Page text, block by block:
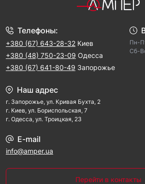
Телефоны:
+380 (67) 643-28-32 Киев
+380 (48) 750-23-09 Одесса
+380 (67) 641-80-49 Запорожье
Пн-
Cб-
Наш адрес
г. Запорожье, ул. Кривая Бухта, 2
г. Киев, ул. Бориспольская, 7
г. Одесса, ул. Троицкая, 23
E-mail
info@amper.ua
Перейти в контакты